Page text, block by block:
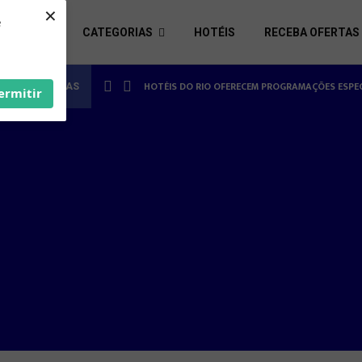
×
CATEGORIAS HOTÉIS RECEBA OFERTAS
REALIZADAS HOTÉIS DO RIO OFERECEM PROGRAMAÇÕES
HOTÉISRIO REALIZA CICLO DE SEMINÁRIOS